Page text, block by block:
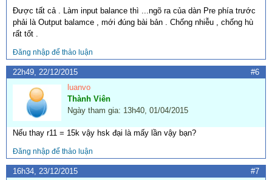
Được tất cả . Làm input balance thì ...ngõ ra của dàn Pre phía trước
phải là Output balamce , mới đúng bài bản . Chống nhiễu , chống hù
rất tốt .
Đăng nhập để thảo luận
22h49, 22/12/2015
#6
luanvo
Thành Viên
Ngày tham gia: 13h40, 01/04/2015
Nếu thay r11 = 15k vậy hsk đại là mấy lần vậy bạn?
Đăng nhập để thảo luận
16h34, 23/12/2015
#7